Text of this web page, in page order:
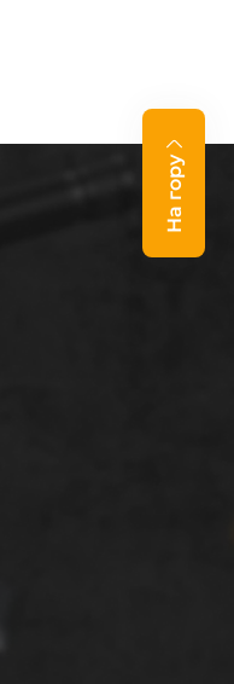
На гору